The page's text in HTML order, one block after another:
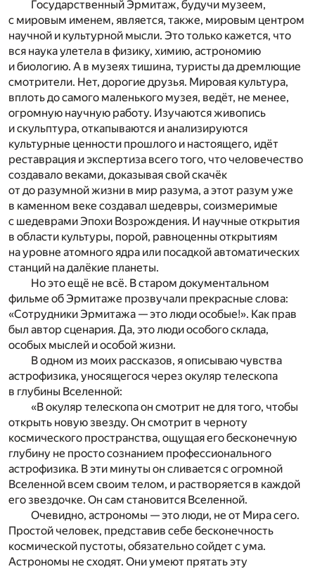
Государственный Эрмитаж, будучи музеем,
с мировым именем, является, также, мировым центром
научной и культурной мысли. Это только кажется, что
вся наука улетела в физику, химию, астрономию
и биологию. А в музеях тишина, туристы да дремлющие
смотрители. Нет, дорогие друзья. Мировая культура,
вплоть до самого маленького музея, ведёт, не менее,
огромную научную работу. Изучаются живопись
и скульптура, откапываются и анализируются
культурные ценности прошлого и настоящего, идёт
реставрация и экспертиза всего того, что человечество
создавало веками, доказывая свой скачёк
от до разумной жизни в мир разума, а этот разум уже
в каменном веке создавал шедевры, соизмеримые
с шедеврами Эпохи Возрождения. И научные открытия
в области культуры, порой, равноценны открытиям
на уровне атомного ядра или посадкой автоматических
станций на далёкие планеты.
Но это ещё не всё. В старом документальном
фильме об Эрмитаже прозвучали прекрасные слова:
«Сотрудники Эрмитажа — это люди особые!». Как прав
был автор сценария. Да, это люди особого склада,
особых мыслей и особой жизни.
В одном из моих рассказов, я описываю чувства
астрофизика, уносящегося через окуляр телескопа
в глубины Вселенной:
«В окуляр телескопа он смотрит не для того, чтобы
открыть новую звезду. Он смотрит в черноту
космического пространства, ощущая его бесконечную
глубину не просто сознанием профессионального
астрофизика. В эти минуты он сливается с огромной
Вселенной всем своим телом, и растворяется в каждой
его звездочке. Он сам становится Вселенной.
Очевидно, астрономы — это люди, не от Мира сего.
Простой человек, представив себе бесконечность
космической пустоты, обязательно сойдет с ума.
Астрономы не сходят. Они умеют прятать эту